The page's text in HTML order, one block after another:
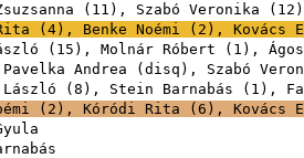
( 11 ), Szabó Veronika ( 12
( 4), Benke Noémi ( 2 ), Kovács
( 15 ), Molnár Róbert ( 1 ),
Andrea ( disq ), Szabó
( 8 ), Stein Barnabás ( 1 ),
( 2 ), Kóródi Rita ( 6 ), Kovács